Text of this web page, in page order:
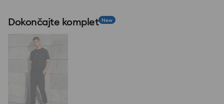
Dokončajte komplet New